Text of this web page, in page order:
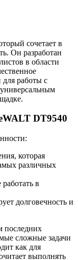
сочетает в
Он разработан
в области
для работы с
DT9540
которая
различных
в
долговечность и
последних
сложные задачи
как для
выполнять